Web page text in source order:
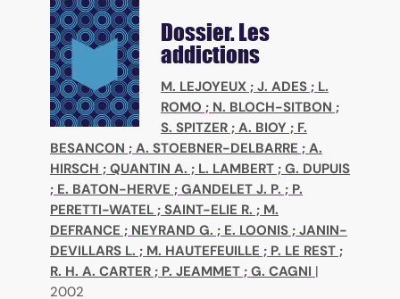
Dossier. Les
addictions
M. LEJOYEUX ; J. ADES ; L.
ROMO ; N. BLOCH-SITBON ;
S. SPITZER ; A. BIOY ; F.
BESANCON ; A. STOEBNER-DELBARRE ; A.
HIRSCH ; QUANTIN A. ; L. LAMBERT ; G. DUPUIS
; E. BATON-HERVE ; GANDELET J. P. ; P.
PERETTI-WATEL ; SAINT-ELIE R. ; M.
DEFRANCE ; NEYRAND G. ; E. LOONIS ; JANIN-
DEVILLARS L. ; M. HAUTEFEUILLE ; P. LE REST ;
R. H. A. CARTER ; P. JEAMMET ; G. CAGNI |
2002